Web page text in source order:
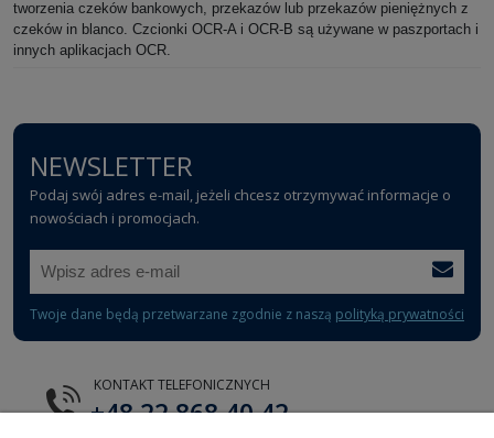
tworzenia czeków bankowych, przekazów lub przekazów pieniężnych z
czeków in blanco. Czcionki OCR-A i OCR-B są używane w paszportach i
innych aplikacjach OCR.
NEWSLETTER
Podaj swój adres e-mail, jeżeli chcesz otrzymywać informacje o
nowościach i promocjach.
Twoje dane będą przetwarzane zgodnie z naszą polityką prywatności
KONTAKT TELEFONICZNYCH
+48 22 868 40 42